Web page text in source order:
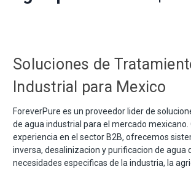
Soluciones de
Industrial para Mexico
ForeverPure es un proveedor lider de
de agua industrial para el mercado mexicano.
experiencia en el sector B2B, ofrecemos
inversa, desalinizacion y purificacion de agua
necesidades especificas de la industria, la